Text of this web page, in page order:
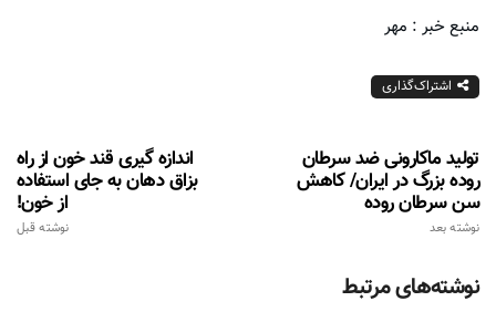
منبع خبر : مهر
اشتراک‌گذاری
اندازه گیری قند خون از راه
بزاق دهان به جای استفاده
از خون!
نوشته قبل
تولید ماکارونی ضد سرطان
روده بزرگ در ایران/ کاهش
سن سرطان روده
نوشته بعد
نوشته‌های مرتبط